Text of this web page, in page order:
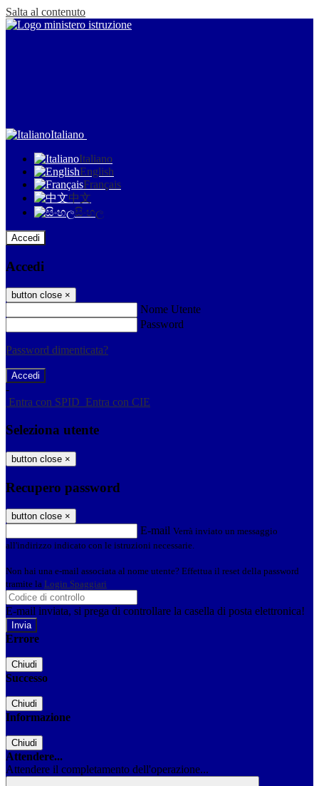
Salta al contenuto
Italiano
Italiano
English
Français
中文
සිංහල
Accedi
Accedi
button close ×
Nome Utente
Password
Password dimenticata?
-
Entra con SPID Entra con CIE
Seleziona utente
button close ×
Recupero password
button close ×
E-mail Verrà inviato un messaggio
all'indirizzo indicato con le istruzioni necessarie.
Non hai una e-mail associata al nome utente? Effettua il reset della password
tramite la Login Spaggiari
E-mail inviata, si prega di controllare la casella di posta elettronica!
Errore
Chiudi
Successo
Chiudi
Informazione
Chiudi
Attendere...
Attendere il completamento dell'operazione...